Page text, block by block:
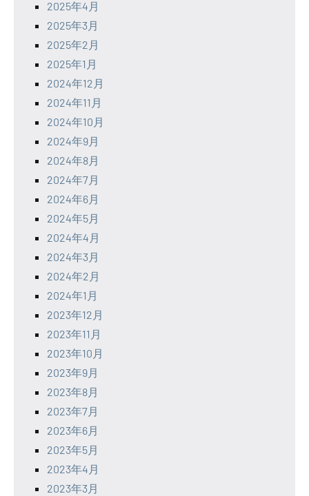
2025年4月
2025年3月
2025年2月
2025年1月
2024年12月
2024年11月
2024年10月
2024年9月
2024年8月
2024年7月
2024年6月
2024年5月
2024年4月
2024年3月
2024年2月
2024年1月
2023年12月
2023年11月
2023年10月
2023年9月
2023年8月
2023年7月
2023年6月
2023年5月
2023年4月
2023年3月